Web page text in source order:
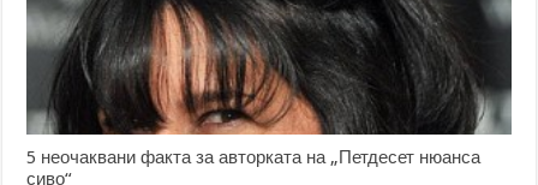
5 неочаквани факта за авторката на „Петдесет нюанса
сиво“